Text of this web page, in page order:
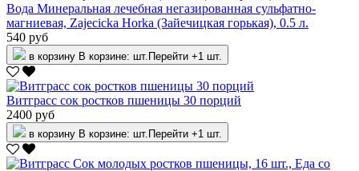
Вода Минеральная лечебная негазированная сульфатно-
магниевая, Zajecicka Horka (Зайечицкая горькая), 0.5 л.
540 руб
в корзину В корзине: шт. Перейти +1 шт.
Витграсс сок ростков пшеницы 30 порций
2400 руб
в корзину В корзине: шт. Перейти +1 шт.